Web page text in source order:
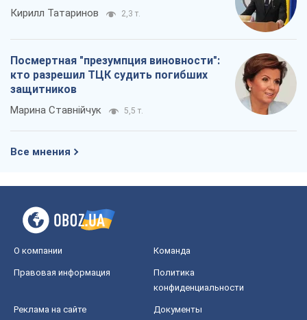
Кирилл Татаринов 2,3 т.
Посмертная "презумпция виновности":
кто разрешил ТЦК судить погибших
защитников
Марина Ставнійчук 5,5 т.
Все мнения
О компании Команда
Правовая информация
Политика
конфиденциальности
Реклама на сайте Документы